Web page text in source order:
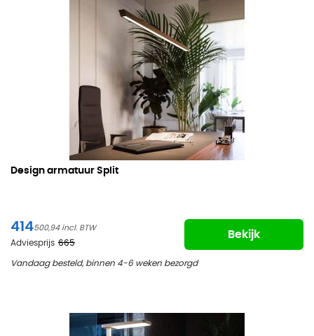
Design armatuur Split
414500,94
Adviesprijs 665
Bekijk
Vandaag besteld, binnen 4-6 weken bezorgd